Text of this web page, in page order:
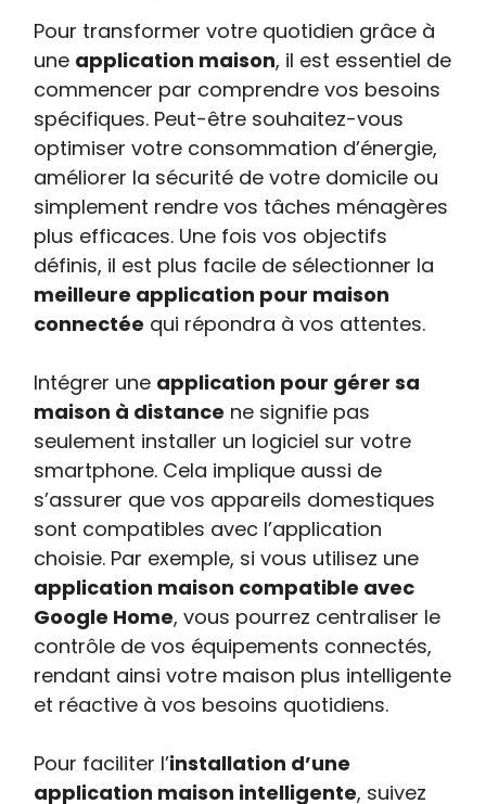
Pour transformer votre quotidien grâce à
une application maison, il est essentiel de
commencer par comprendre vos besoins
spécifiques. Peut-être souhaitez-vous
optimiser votre consommation d’énergie,
améliorer la sécurité de votre domicile ou
simplement rendre vos tâches ménagères
plus efficaces. Une fois vos objectifs
définis, il est plus facile de sélectionner la
meilleure application pour maison
connectée qui répondra à vos attentes.
Intégrer une application pour gérer sa
maison à distance ne signifie pas
seulement installer un logiciel sur votre
smartphone. Cela implique aussi de
s’assurer que vos appareils domestiques
sont compatibles avec l’application
choisie. Par exemple, si vous utilisez une
application maison compatible avec
Google Home, vous pourrez centraliser le
contrôle de vos équipements connectés,
rendant ainsi votre maison plus intelligente
et réactive à vos besoins quotidiens.
Pour faciliter l’installation d’une
application maison intelligente, suivez